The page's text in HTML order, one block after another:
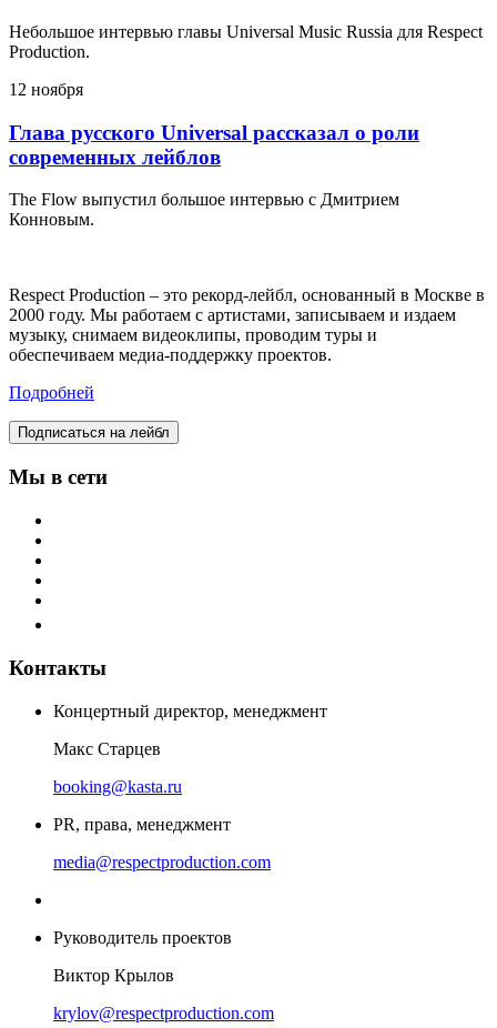
Небольшое интервью главы Universal Music Russia для Respect
Production.
12 ноября
Глава русского Universal рассказал о роли
современных лейблов
The Flow выпустил большое интервью с Дмитрием
Конновым.
Respect Production – это рекорд-лейбл, основанный в Москве в
2000 году. Мы работаем с артистами, записываем и издаем
музыку, снимаем видеоклипы, проводим туры и
обеспечиваем медиа-поддержку проектов.
Подробней
Подписаться на лейбл
Мы в сети
Контакты
Концертный директор, менеджмент
Макс Старцев
booking@kasta.ru
PR, права, менеджмент
media@respectproduction.com
Руководитель проектов
Виктор Крылов
krylov@respectproduction.com